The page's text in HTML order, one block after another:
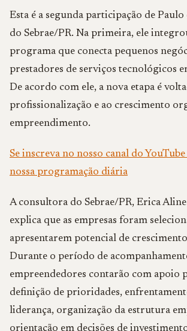
Esta é a segunda participação de
do Sebrae/PR. Na primeira, ele
programa que conecta pequenos
prestadores de serviços tecnológicos
De acordo com ele, a nova etapa é
profissionalização e ao crescimento
empreendimento.
Se inscreva no nosso canal do
nossa programação diária
A consultora do Sebrae/PR, Erica
explica que as empresas foram
apresentarem potencial de
Durante o período de
empreendedores contarão com apoio
definição de prioridades,
liderança, organização da estrutura
orientação em decisões de